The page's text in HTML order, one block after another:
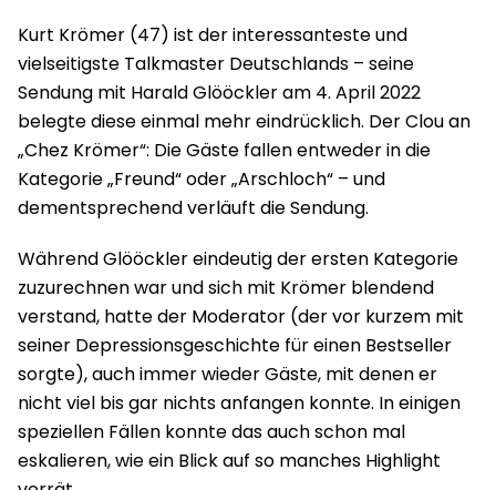
Kurt Krömer (47) ist der interessanteste und
vielseitigste Talkmaster Deutschlands – seine
Sendung mit Harald Glööckler am 4. April 2022
belegte diese einmal mehr eindrücklich. Der Clou an
„Chez Krömer“: Die Gäste fallen entweder in die
Kategorie „Freund“ oder „Arschloch“ – und
dementsprechend verläuft die Sendung.
Während Glööckler eindeutig der ersten Kategorie
zuzurechnen war und sich mit Krömer blendend
verstand, hatte der Moderator (der vor kurzem mit
seiner Depressionsgeschichte für einen Bestseller
sorgte), auch immer wieder Gäste, mit denen er
nicht viel bis gar nichts anfangen konnte. In einigen
speziellen Fällen konnte das auch schon mal
eskalieren, wie ein Blick auf so manches Highlight